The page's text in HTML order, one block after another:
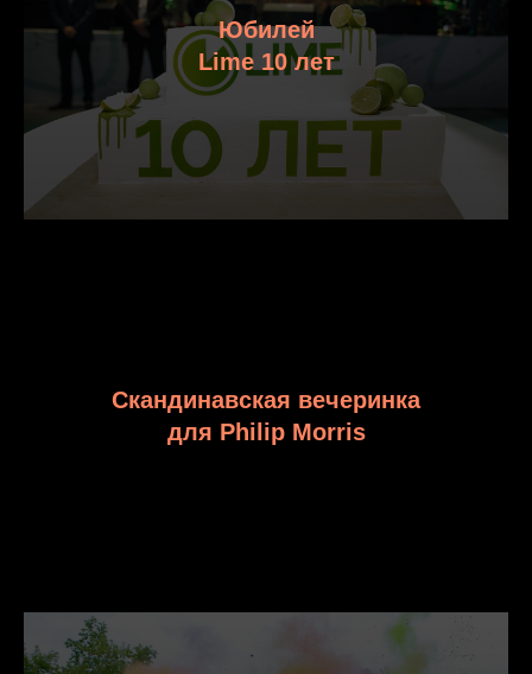
Юбилей
Lime 10 лет
Скандинавская вечеринка
для Philip Morris